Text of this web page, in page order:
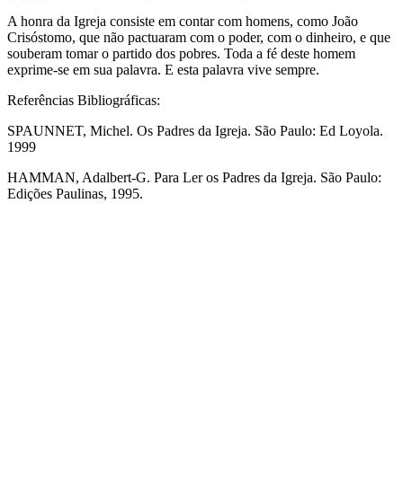
A honra da Igreja consiste em contar com homens, como João
Crisóstomo, que não pactuaram com o poder, com o dinheiro, e que
souberam tomar o partido dos pobres. Toda a fé deste homem
exprime-se em sua palavra. E esta palavra vive sempre.
Referências Bibliográficas:
SPAUNNET, Michel. Os Padres da Igreja. São Paulo: Ed Loyola.
1999
HAMMAN, Adalbert-G. Para Ler os Padres da Igreja. São Paulo:
Edições Paulinas, 1995.